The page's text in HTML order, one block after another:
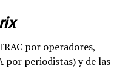
por operadores,
por periodistas) y de las